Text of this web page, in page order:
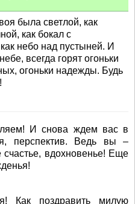
была светлой, как
как бокал с
небо над пустыней. И
всегда горят огоньки
огоньки надежды. Будь
И снова ждем вас в
перспектив. Ведь вы –
вдохновенье! Еще
Как поздравить милую